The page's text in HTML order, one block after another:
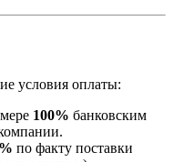
условия оплаты:
100% банковским
по факту поставки